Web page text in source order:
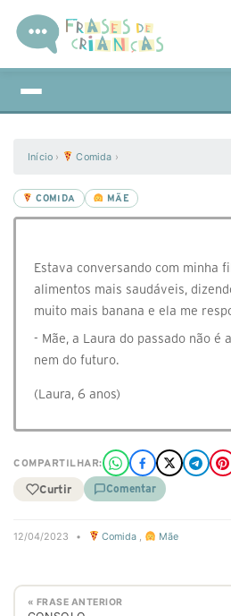
Início › Comida ›
COMIDA MÃE
Estava conversando com minha
alimentos mais saudáveis,
muito mais banana e ela me
- Mãe, a Laura do passado não é
nem do futuro.
(Laura, 6 anos)
COMPARTILHAR:
Curtir Comentar
12/04/2023 • Comida , Mãe
« FRASE ANTERIOR